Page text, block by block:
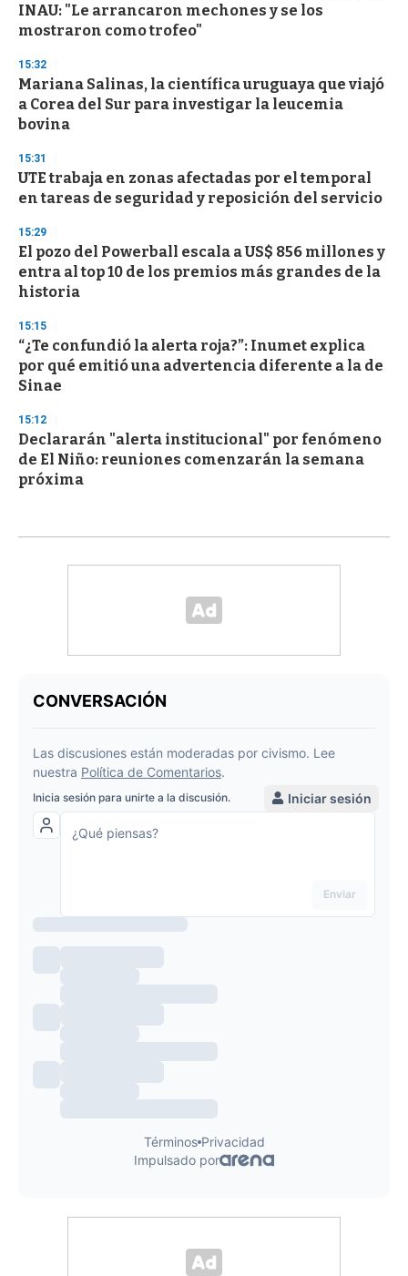
INAU: "Le arrancaron mechones y se los
mostraron como trofeo"
15:32
Mariana Salinas, la científica uruguaya que viajó
a Corea del Sur para investigar la leucemia
bovina
15:31
UTE trabaja en zonas afectadas por el temporal
en tareas de seguridad y reposición del servicio
15:29
El pozo del Powerball escala a US$ 856 millones y
entra al top 10 de los premios más grandes de la
historia
15:15
“¿Te confundió la alerta roja?”: Inumet explica
por qué emitió una advertencia diferente a la de
Sinae
15:12
Declararán "alerta institucional" por fenómeno
de El Niño: reuniones comenzarán la semana
próxima